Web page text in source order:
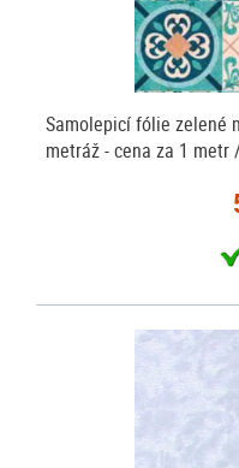
Samolepicí fólie zelené
metráž - cena za 1 metr